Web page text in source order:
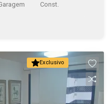
Const.
Exclusivo